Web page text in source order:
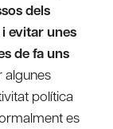
dels
evitar unes
de fa uns
algunes
política
es